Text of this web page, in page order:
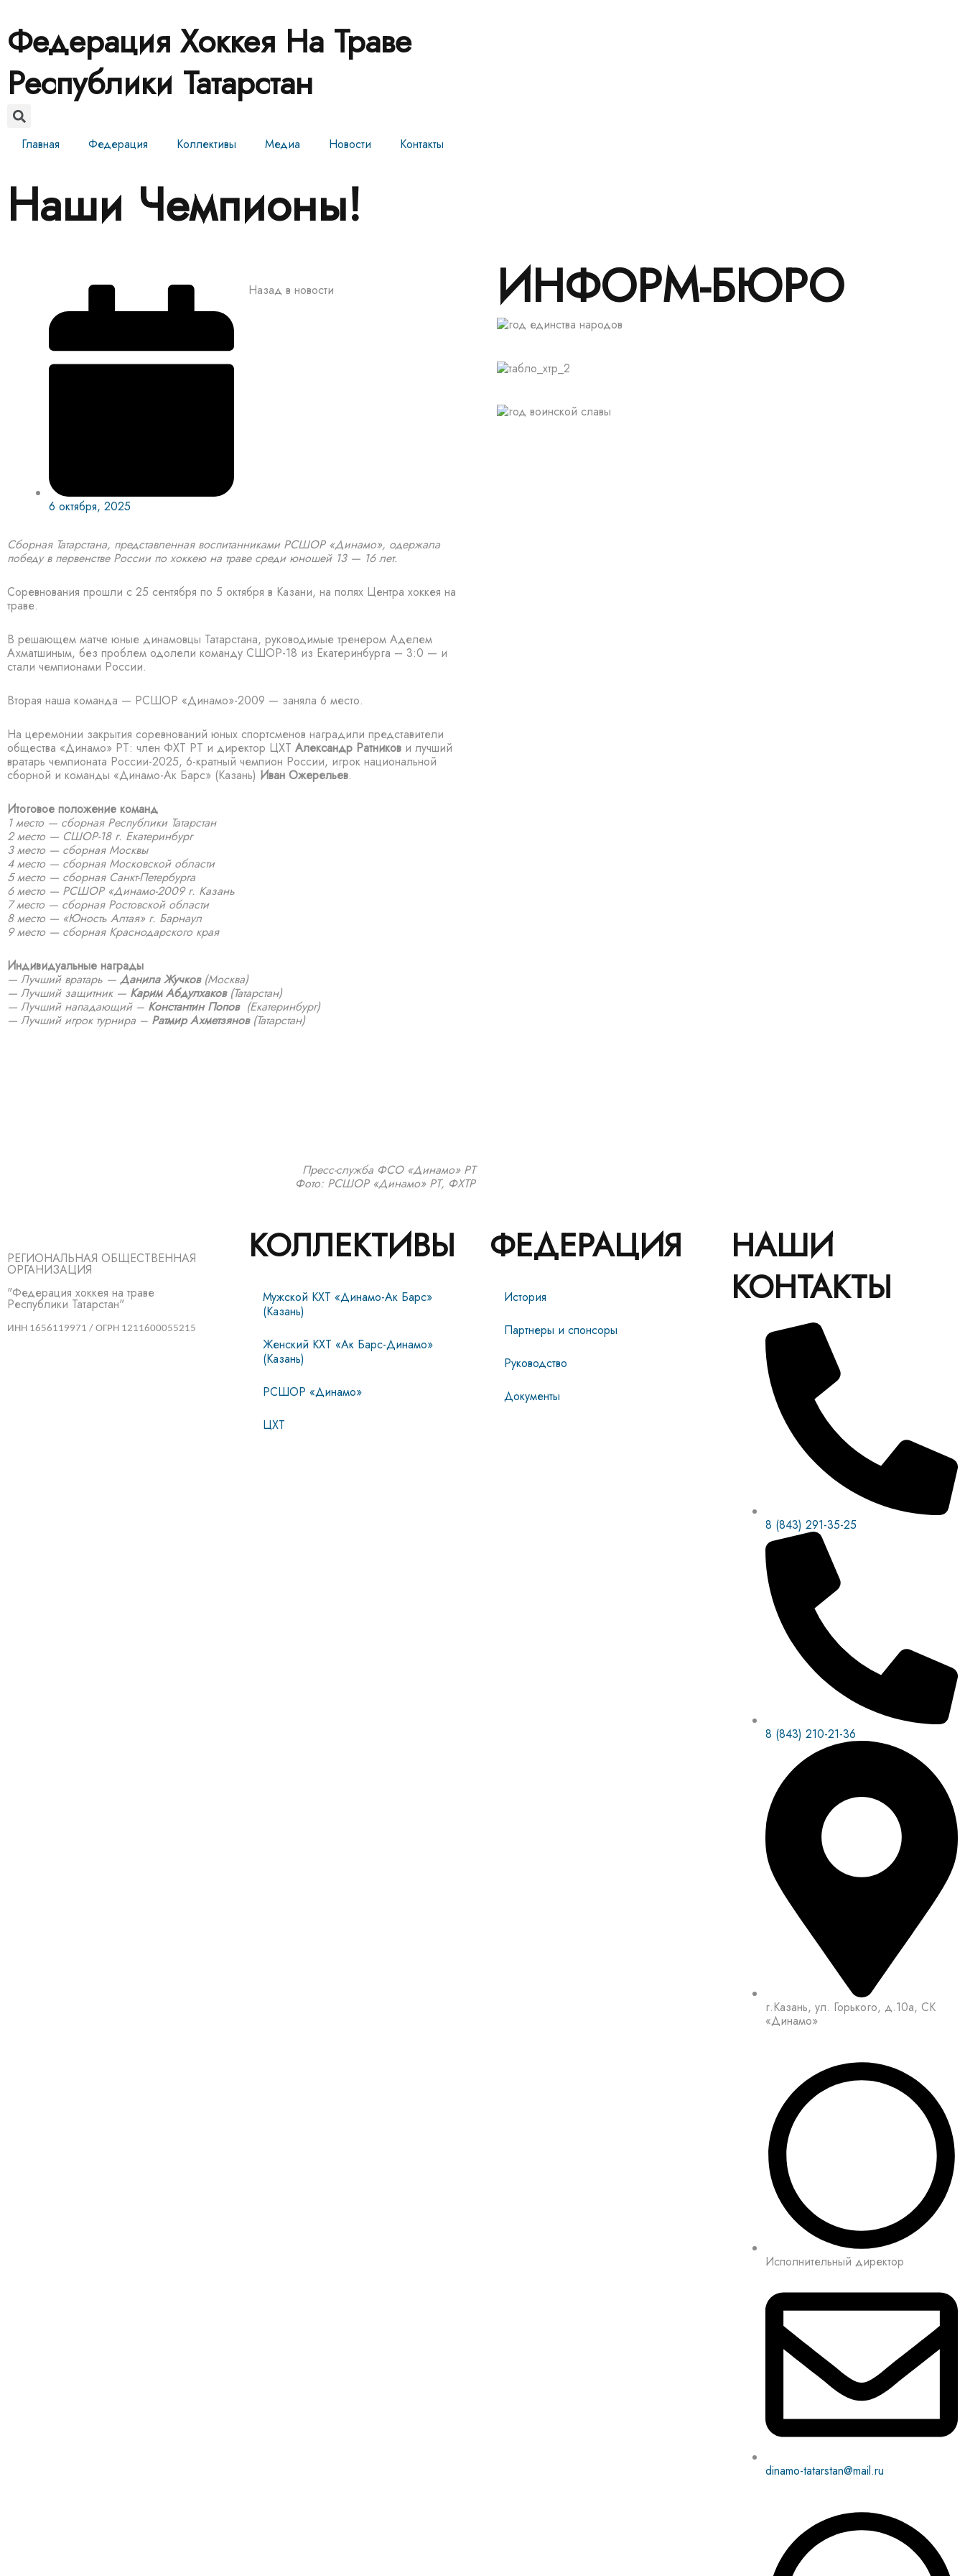
Федерация Хоккея На Траве
Республики Татарстан
Главная Федерация Коллективы Медиа Новости Контакты
Наши Чемпионы!
6 октября, 2025
Назад в новости
Сборная Татарстана, представленная воспитанниками РСШОР «Динамо», одержала
победу в первенстве России по хоккею на траве среди юношей 13 — 16 лет.
Соревнования прошли с 25 сентября по 5 октября в Казани, на полях Центра хоккея на
траве.
В решающем матче юные динамовцы Татарстана, руководимые тренером Аделем
Ахматшиным, без проблем одолели команду СШОР-18 из Екатеринбурга – 3:0 — и
стали чемпионами России.
Вторая наша команда — РСШОР «Динамо»-2009 — заняла 6 место.
На церемонии закрытия соревнований юных спортсменов наградили представители
общества «Динамо» РТ: член ФХТ РТ и директор ЦХТ Александр Ратников и лучший
вратарь чемпионата России-2025, 6-кратный чемпион России, игрок национальной
сборной и команды «Динамо-Ак Барс» (Казань) Иван Ожерельев.
Итоговое положение команд
1 место — сборная Республики Татарстан
2 место — СШОР-18 г. Екатеринбург
3 место — сборная Москвы
4 место — сборная Московской области
5 место — сборная Санкт-Петербурга
6 место — РСШОР «Динамо-2009 г. Казань
7 место — сборная Ростовской области
8 место — «Юность Алтая» г. Барнаул
9 место — сборная Краснодарского края
Индивидуальные награды
— Лучший вратарь — Данила Жучков(Москва)
— Лучший защитник — Карим Абдулхаков(Татарстан)
— Лучший нападающий – Константин Попов(Екатеринбург)
— Лучший игрок турнира – Ратмир Ахметзянов (Татарстан)
Пресс-служба ФСО «Динамо» РТ
Фото: РСШОР «Динамо» РТ, ФХТР
ИНФОРМ-БЮРО
РЕГИОНАЛЬНАЯ ОБЩЕСТВЕННАЯ
ОРГАНИЗАЦИЯ
"Федерация хоккея на траве
Республики Татарстан"
ИНН 1656119971 / ОГРН 1211600055215
КОЛЛЕКТИВЫ
Мужской КХТ «Динамо-Ак Барс»
(Казань)
Женский КХТ «Ак Барс-Динамо»
(Казань)
РСШОР «Динамо»
ЦХТ
ФЕДЕРАЦИЯ
История
Партнеры и спонсоры
Руководство
Документы
НАШИ
КОНТАКТЫ
8 (843) 291-35-25
8 (843) 210-21-36
г.Казань, ул. Горького, д.10а, СК
«Динамо»
Исполнительный директор
dinamo-tatarstan@mail.ru